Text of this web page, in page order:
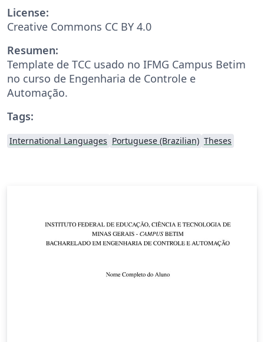
License:
Creative Commons CC BY 4.0
Resumen:
Template de TCC usado no IFMG Campus Betim
no curso de Engenharia de Controle e
Automação.
Tags:
International Languages Portuguese (Brazilian) Theses